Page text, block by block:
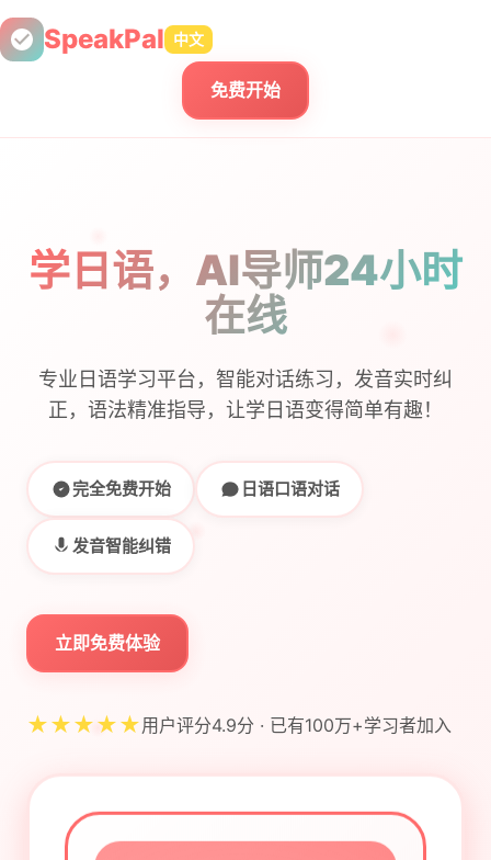
SpeakPal 中文
免费开始
学日语，AI导师24小时
在线
专业日语学习平台，智能对话练习，发音实时纠
正，语法精准指导，让学日语变得简单有趣！
完全免费开始 日语口语对话
发音智能纠错
立即免费体验
★★★★★用户评分4.9分 · 已有100万+学习者加入